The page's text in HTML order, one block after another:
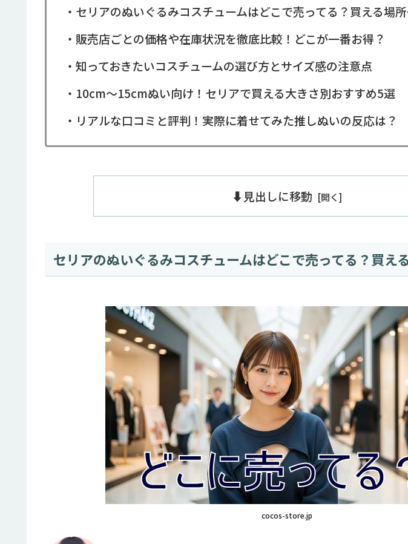
・セリアのぬいぐるみコスチュームはどこで売ってる？買える場
・販売店ごとの価格や在庫状況を徹底比較！どこが一番お得？
・知っておきたいコスチュームの選び方とサイズ感の注意点
・10cm〜15cmぬい向け！セリアで買える大きさ別おすすめ5選
・リアルな口コミと評判！実際に着せてみた推しぬいの反応は？
⬇️見出しに移動
セリアのぬいぐるみコスチュームはどこで売ってる？買え
cocos-store.jp